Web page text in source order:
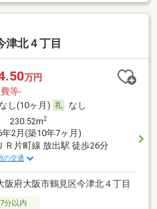
津北４丁目
万円
等-
なし(10ヶ月)
なし
230.52m2
年2月(築10年7ヶ月)
Ｒ片町線 放出駅 徒歩26分
の交通
阪府大阪市鶴見区今津北４丁目
分以内